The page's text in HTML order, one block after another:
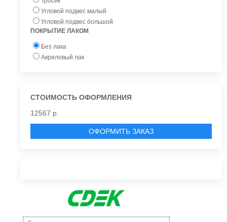
Угловой подвес малый
Угловой подвес большой
ПОКРЫТИЕ ЛАКОМ
Без лака
Акриловый лак
СТОИМОСТЬ ОФОРМЛЕНИЯ
12567 р.
ОФОРМИТЬ ЗАКАЗ